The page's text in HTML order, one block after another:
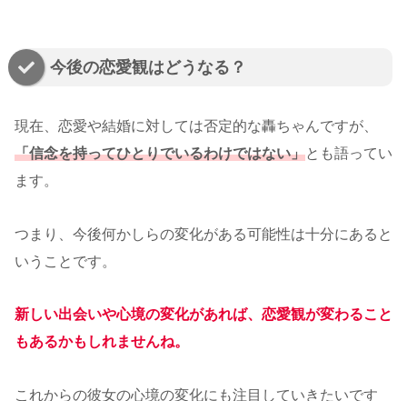
今後の恋愛観はどうなる？
現在、恋愛や結婚に対しては否定的な轟ちゃんですが、
「信念を持ってひとりでいるわけではない」とも語ってい
ます。
つまり、今後何かしらの変化がある可能性は十分にあると
いうことです。
新しい出会いや心境の変化があれば、恋愛観が変わること
もあるかもしれませんね。
これからの彼女の心境の変化にも注目していきたいです